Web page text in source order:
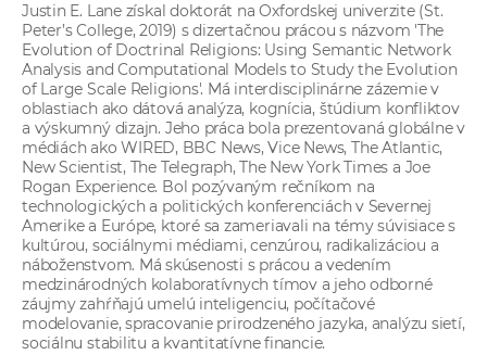
v
n
í
k
c
h
S
A
V
Justin E. Lane získal doktorát na Oxfordskej univerzite (St.
Peter’s College, 2019) s dizertačnou prácou s názvom 'The
Evolution of Doctrinal Religions: Using Semantic Network
Analysis and Computational Models to Study the Evolution
of Large Scale Religions'. Má interdisciplinárne zázemie v
oblastiach ako dátová analýza, kognícia, štúdium konfliktov
a výskumný dizajn. Jeho práca bola prezentovaná globálne v
médiách ako WIRED, BBC News, Vice News, The Atlantic,
New Scientist, The Telegraph, The New York Times a Joe
Rogan Experience. Bol pozývaným rečníkom na
technologických a politických konferenciách v Severnej
Amerike a Európe, ktoré sa zameriavali na témy súvisiace s
kultúrou, sociálnymi médiami, cenzúrou, radikalizáciou a
náboženstvom. Má skúsenosti s prácou a vedením
medzinárodných kolaboratívnych tímov a jeho odborné
záujmy zahŕňajú umelú inteligenciu, počítačové
modelovanie, spracovanie prirodzeného jazyka, analýzu sietí,
sociálnu stabilitu a kvantitatívne financie.